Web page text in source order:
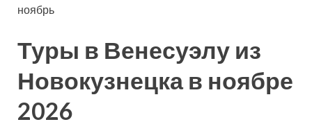
ноябрь
Туры в Венесуэлу из
Новокузнецка в ноябре
2026